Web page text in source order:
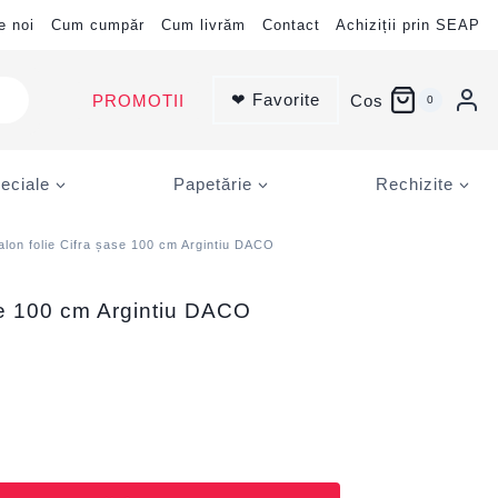
noi Cum cumpăr Cum livrăm Contact Achiziții prin SEAP
PROMOTII ❤ Favorite Cos 0
Papetărie Rechizite
folie Cifra șase 100 cm Argintiu DACO
100 cm Argintiu DACO